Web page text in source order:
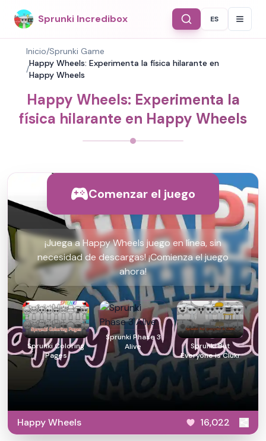
Sprunki Incredibox Select
ES
Inicio/Sprunki Game
/
Happy Wheels: Experimenta la física hilarante en
Happy Wheels
Happy Wheels: Experimenta la
física hilarante en Happy Wheels
Comenzar el juego
¡Juega a Happy Wheels juego en línea, sin
necesidad de descargas! ¡Comienza el juego
ahora!
Sprunki Coloring
Pages
Sprunki Phase 3
Alive
Sprunki But
Everyone is Clukr
Happy Wheels 16,022